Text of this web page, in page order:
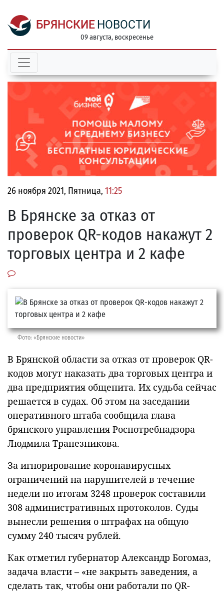
БРЯНСКИЕ НОВОСТИ
09 августа, воскресенье
26 ноября 2021, Пятница, 11:25
В Брянске за отказ от
проверок QR-кодов накажут 2
торговых центра и 2 кафе
Фото: «Брянские новости»
В Брянской области за отказ от проверок QR-
кодов могут наказать два торговых центра и
два предприятия общепита. Их судьба сейчас
решается в судах. Об этом на заседании
оперативного штаба сообщила глава
брянского управления Роспотребнадзора
Людмила Трапезникова.
За игнорирование коронавирусных
ограничений на нарушителей в течение
недели по итогам 3248 проверок составили
308 административных протоколов. Суды
вынесли решения о штрафах на общую
сумму 240 тысяч рублей.
Как отметил губернатор Александр Богомаз,
задача власти – «не закрыть заведения, а
сделать так, чтобы они работали по QR-